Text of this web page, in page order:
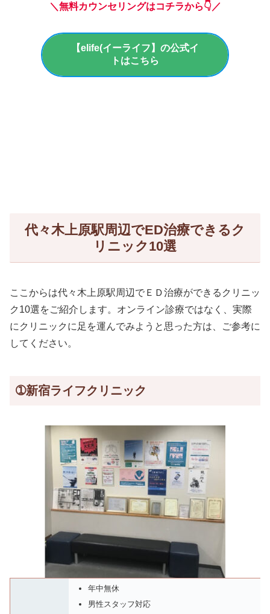
＼無料カウンセリングはコチラから👇／
【elife(イーライフ】の公式イ
トはこちら
代々木上原駅周辺でED治療できるク
リニック10選
ここからは代々木上原駅周辺でＥＤ治療ができるクリニッ
ク10選をご紹介します。オンライン診療ではなく、実際
にクリニックに足を運んでみようと思った方は、ご参考に
してください。
➀新宿ライフクリニック
年中無休
男性スタッフ対応